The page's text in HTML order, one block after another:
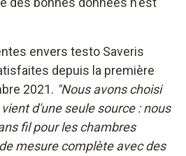
envers testo Saveris
depuis la première
2021. "Nous avons choisi
d'une seule source : nous
fil pour les chambres
mesure complète avec des